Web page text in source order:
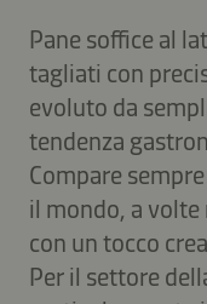
Pane soffice al
tagliati con
evoluto da
tendenza
Compare
il mondo, a volte
con un tocco
Per il settore